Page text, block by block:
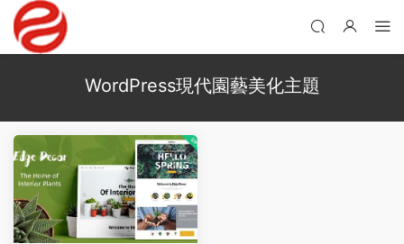
WordPress現代園藝美化主題